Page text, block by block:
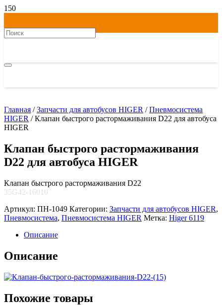
Главная /Запчасти для автобусов HIGER /Пневмосистема
HIGER / Клапан быстрого растормаживания D22 для автобуса
HIGER
Клапан быстрого растормаживания
D22 для автобуса HIGER
Клапан быстрого растормаживания D22
35G42-16010
Артикул: ПН-1049 Категории: Запчасти для автобусов HIGER,
Пневмосистема, Пневмосистема HIGER Метка: Higer 6119
Описание
Описание
Похожие товары